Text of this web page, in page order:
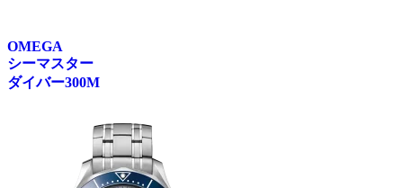
OMEGA
シーマスター
ダイバー300M